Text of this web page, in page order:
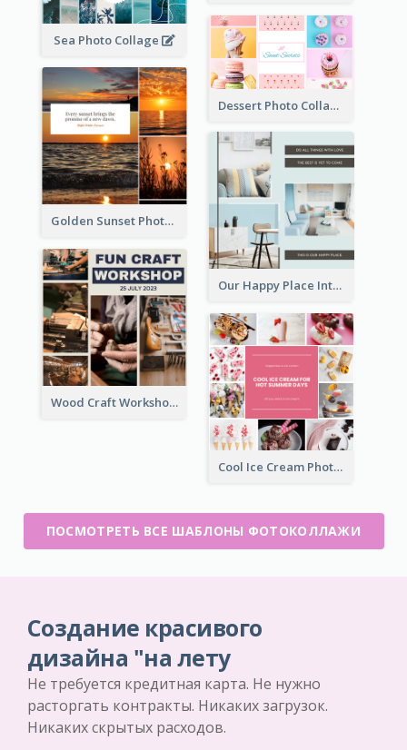
Sea Photo Collage
Dessert Photo Collage
Golden Sunset Photo Collage
Our Happy Place Interior Photo Collage
Wood Craft Workshop Photo Collage
Cool Ice Cream Photo Collage
ПОСМОТРЕТЬ ВСЕ ШАБЛОНЫ ФОТОКОЛЛАЖИ
Создание красивого
дизайна "на лету
Не требуется кредитная карта. Не нужно
расторгать контракты. Никаких загрузок.
Никаких скрытых расходов.